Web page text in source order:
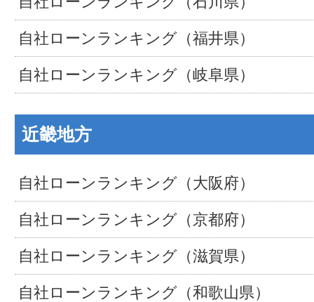
自社ローンランキング（福井県）
自社ローンランキング（岐阜県）
近畿地方
自社ローンランキング（大阪府）
自社ローンランキング（京都府）
自社ローンランキング（滋賀県）
自社ローンランキング（和歌山県）